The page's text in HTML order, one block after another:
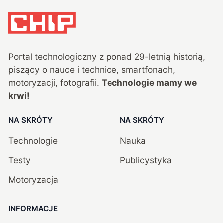
Portal technologiczny z ponad 29-letnią historią,
piszący o nauce i technice, smartfonach,
motoryzacji, fotografii. Technologie mamy we
krwi!
NA SKRÓTY
Technologie
Testy
Motoryzacja
NA SKRÓTY
Nauka
Publicystyka
INFORMACJE